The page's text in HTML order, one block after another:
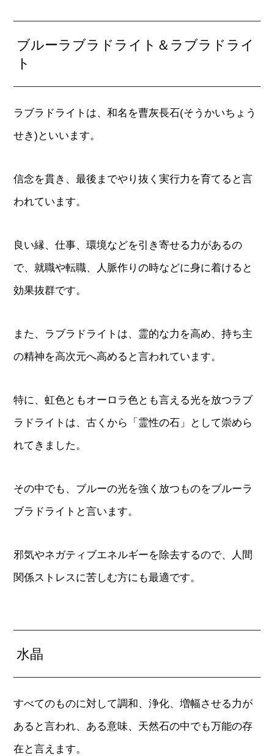
ブルーラブラドライト＆ラブラドライ
ト
ラブラドライトは、和名を曹灰長石(そうかいちょう
せき)といいます。
信念を貫き、最後までやり抜く実行力を育てると言
われています。
良い縁、仕事、環境などを引き寄せる力があるの
で、就職や転職、人脈作りの時などに身に着けると
効果抜群です。
また、ラブラドライトは、霊的な力を高め、持ち主
の精神を高次元へ高めると言われています。
特に、虹色ともオーロラ色とも言える光を放つラブ
ラドライトは、古くから「霊性の石」として崇めら
れてきました。
その中でも、ブルーの光を強く放つものをブルーラ
ブラドライトと言います。
邪気やネガティブエネルギーを除去するので、人間
関係ストレスに苦しむ方にも最適です。
水晶
すべてのものに対して調和、浄化、増幅させる力が
あると言われ、ある意味、天然石の中でも万能の存
在と言えます。